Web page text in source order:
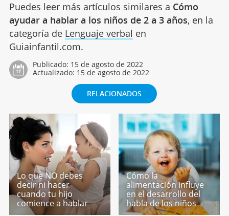
Puedes leer más artículos similares a Cómo
ayudar a hablar a los niños de 2 a 3 años, en la
categoría de Lenguaje verbal en
Guiainfantil.com.
Publicado: 15 de agosto de 2022
Actualizado: 15 de agosto de 2022
RELACIONADOS
Lo que NO debes
decir ni hacer
cuando tu hijo
comience a hablar
Cómo la
alimentación influye
en el desarrollo del
habla de los niños